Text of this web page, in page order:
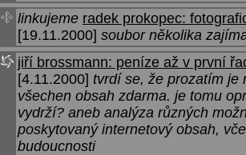
linkujeme radek prokopec:
[19.11.2000] soubor několika
jiří brossmann: peníze až v první
[4.11.2000] tvrdí se, že prozatím je
všechen obsah zdarma. je tomu
vydrží? aneb analýza různých
poskytovaný internetový obsah,
budoucnosti